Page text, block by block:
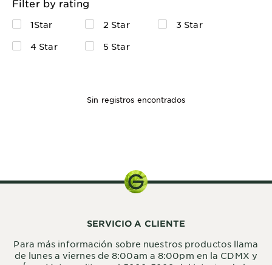
Filter by rating
1Star 2 Star
3 Star
4 Star
5 Star
Sin registros encontrados
SERVICIO A CLIENTE
Para más información sobre nuestros productos llama
de lunes a viernes de 8:00am a 8:00pm en la CDMX y